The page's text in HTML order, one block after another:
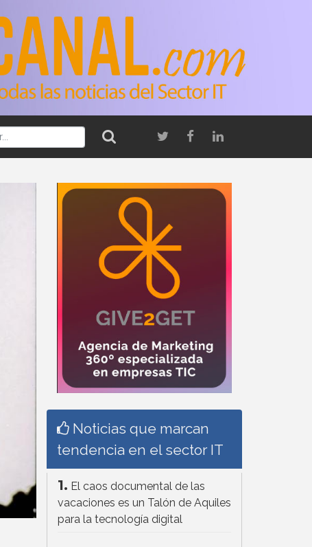
Noticias que marcan
tendencia en el sector IT
1. El caos documental de las
vacaciones es un Talón de Aquiles
para la tecnología digital